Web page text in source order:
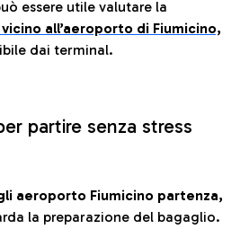
essere utile valutare la
all’aeroporto di Fiumicino,
dai terminal.
partire senza stress
aeroporto Fiumicino partenza,
la preparazione del bagaglio.